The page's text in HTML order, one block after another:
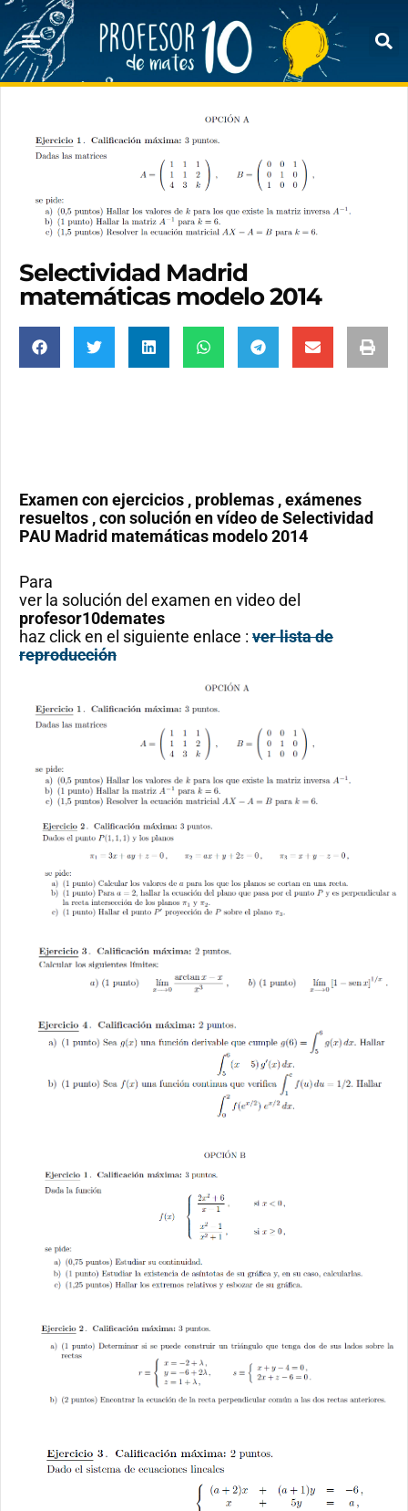
Selectividad Madrid
matemáticas modelo 2014
Examen con ejercicios , problemas , exámenes
resueltos , con solución en vídeo deSelectividad
PAU Madrid matemáticas modelo 2014
Para
ver la solución del examen en video del
profesor10demates
haz click en el siguiente enlace : ver lista de
reproducción